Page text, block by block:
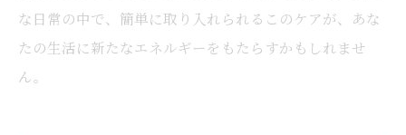
な日常の中で、簡単に取り入れられるこのケアが、あな
たの生活に新たなエネルギーをもたらすかもしれませ
ん。